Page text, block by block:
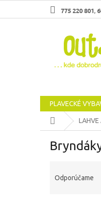
775 220 801
PLAVECKÉ
DomovLAHVE
Odporúčame